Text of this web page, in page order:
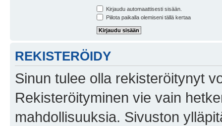
Kirjaudu automaattisesti sisään.
Piilota paikalla olemiseni tällä kertaa
REKISTERÖIDY
Sinun tulee olla rekisteröitynyt
Rekisteröityminen vie vain
mahdollisuuksia. Sivuston